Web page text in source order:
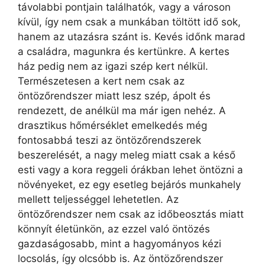
távolabbi pontjain találhatók, vagy a városon
kívül, így nem csak a munkában töltött idő sok,
hanem az utazásra szánt is. Kevés időnk marad
a családra, magunkra és kertünkre. A kertes
ház pedig nem az igazi szép kert nélkül.
Természetesen a kert nem csak az
öntözőrendszer miatt lesz szép, ápolt és
rendezett, de anélkül ma már igen nehéz. A
drasztikus hőmérséklet emelkedés még
fontosabbá teszi az öntözőrendszerek
beszerelését, a nagy meleg miatt csak a késő
esti vagy a kora reggeli órákban lehet öntözni a
növényeket, ez egy esetleg bejárós munkahely
mellett teljességgel lehetetlen. Az
öntözőrendszer nem csak az időbeosztás miatt
könnyít életünkön, az ezzel való öntözés
gazdaságosabb, mint a hagyományos kézi
locsolás, így olcsóbb is. Az öntözőrendszer